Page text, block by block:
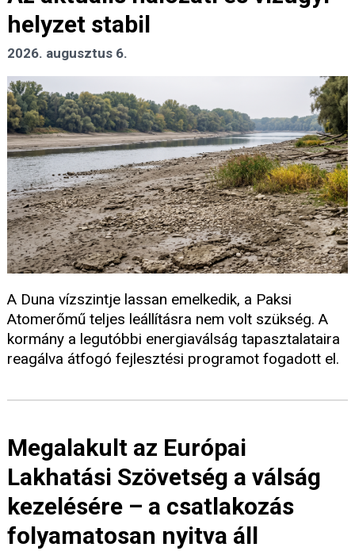
helyzet stabil
2026. augusztus 6.
A Duna vízszintje lassan emelkedik, a Paksi
Atomerőmű teljes leállításra nem volt szükség. A
kormány a legutóbbi energiaválság tapasztalataira
reagálva átfogó fejlesztési programot fogadott el.
Megalakult az Európai
Lakhatási Szövetség a válság
kezelésére – a csatlakozás
folyamatosan nyitva áll